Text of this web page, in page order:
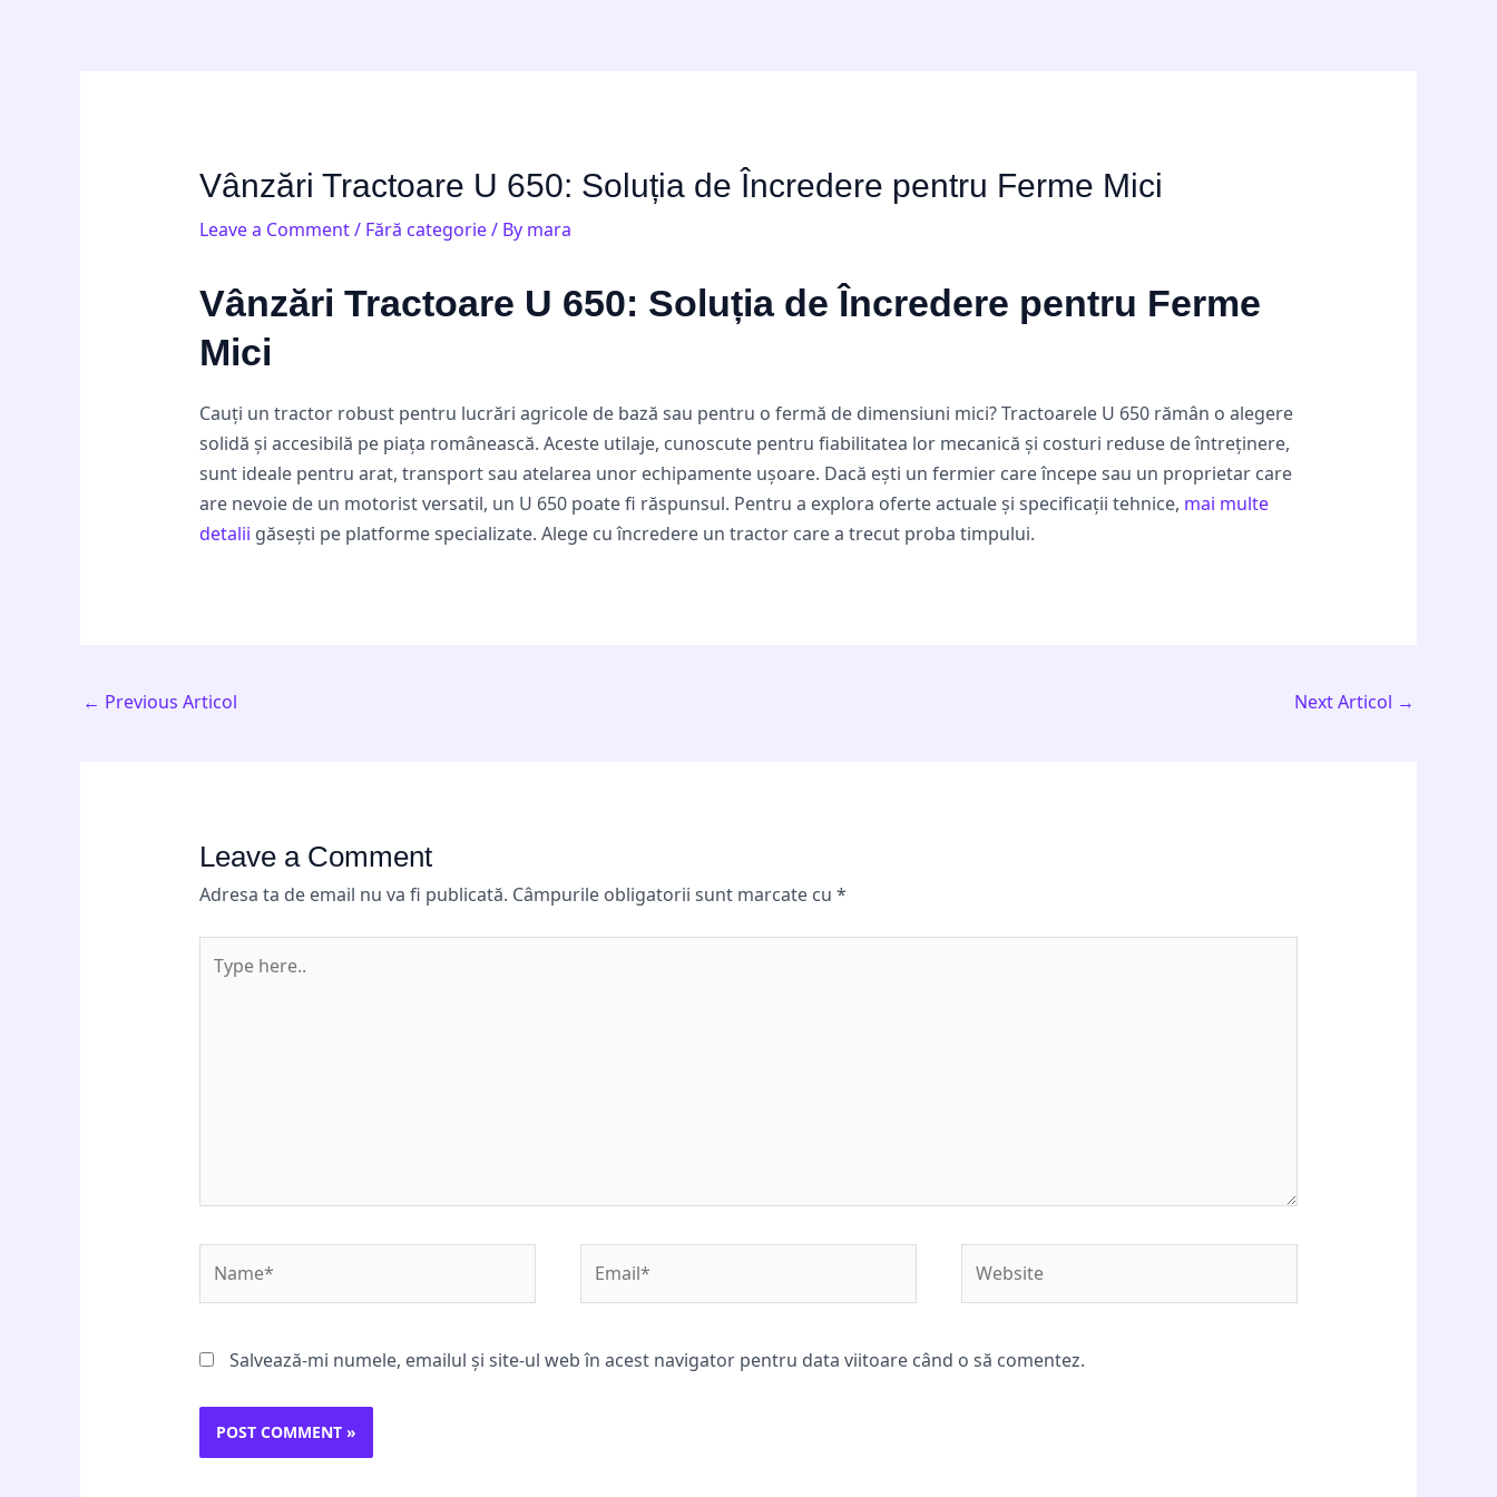
Vânzări Tractoare U 650: Soluția de Încredere pentru Ferme Mici
Leave a Comment/ Fără categorie/ By mara
Vânzări Tractoare U 650: Soluția de Încredere pentru Ferme
Mici
Cauți un tractor robust pentru lucrări agricole de bază sau pentru o fermă de dimensiuni mici? Tractoarele U 650 rămân o alegere
solidă și accesibilă pe piața românească. Aceste utilaje, cunoscute pentru fiabilitatea lor mecanică și costuri reduse de întreținere,
sunt ideale pentru arat, transport sau atelarea unor echipamente ușoare. Dacă ești un fermier care începe sau un proprietar care
are nevoie de un motorist versatil, un U 650 poate fi răspunsul. Pentru a explora oferte actuale și specificații tehnice, mai multe
detalii găsești pe platforme specializate. Alege cu încredere un tractor care a trecut proba timpului.
← Previous Articol Next Articol →
Leave a Comment
Adresa ta de email nu va fi publicată. Câmpurile obligatorii sunt marcate cu *
here..
Salvează-mi numele, emailul și site-ul web în acest navigator pentru data viitoare când o să comentez.